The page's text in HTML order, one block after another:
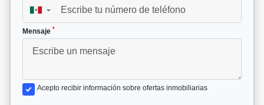
▼
Mensaje *
Acepto recibir información sobre ofertas inmobiliarias